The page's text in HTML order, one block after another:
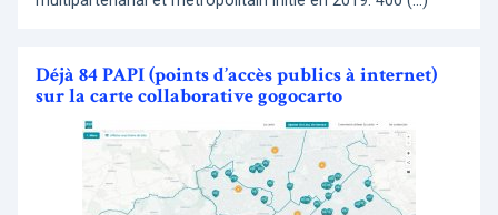
Déjà 84 PAPI (points d’accès publics à internet)
sur la carte collaborative gogocarto